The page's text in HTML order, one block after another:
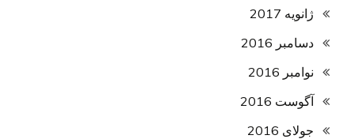
ژانویه 2017
دسامبر 2016
نوامبر 2016
آگوست 2016
جولای 2016